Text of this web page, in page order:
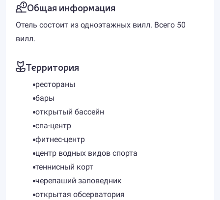
Общая информация
Отель состоит из одноэтажных вилл. Всего 50
вилл.
Территория
рестораны
бары
открытый бассейн
спа-центр
фитнес-центр
центр водных видов спорта
теннисный корт
черепаший заповедник
открытая обсерватория